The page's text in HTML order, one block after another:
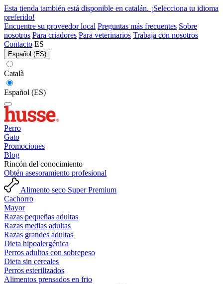
Esta tienda también está disponible en catalán. ¡Selecciona tu idioma
preferido!
Encuentre su proveedor local Preguntas más frecuentes Sobre
nosotros Para criadores Para veterinarios Trabaja con nosotros
Contacto ES
Español (ES)
Català
Español (ES)
Perro
Gato
Promociones
Blog
Rincón del conocimiento
Obtén asesoramiento profesional
Alimento seco Super Premium
Cachorro
Mayor
Razas pequeñas adultas
Razas medias adultas
Razas grandes adultas
Dieta hipoalergénica
Perros adultos con sobrepeso
Dieta sin cereales
Perros esterilizados
Alimentos prensados en frio